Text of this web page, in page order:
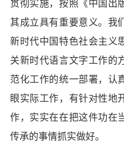
贯彻实施，按照《中国出
其成立具有重要意义。我
新时代中国特色社会主义
关新时代语言文字工作的
范化工作的统一部署，认
眼实际工作，有针对性地
作，实实在在把这件功在
传承的事情抓实做好。